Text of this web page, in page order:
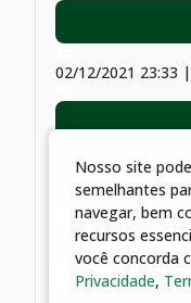
02/12/2021 23:33 |
02/12/2021 23:33
PRESENCIAL Nº
Nosso site
semelhantes
navegar, bem
recursos
você concorda
Privacidade,